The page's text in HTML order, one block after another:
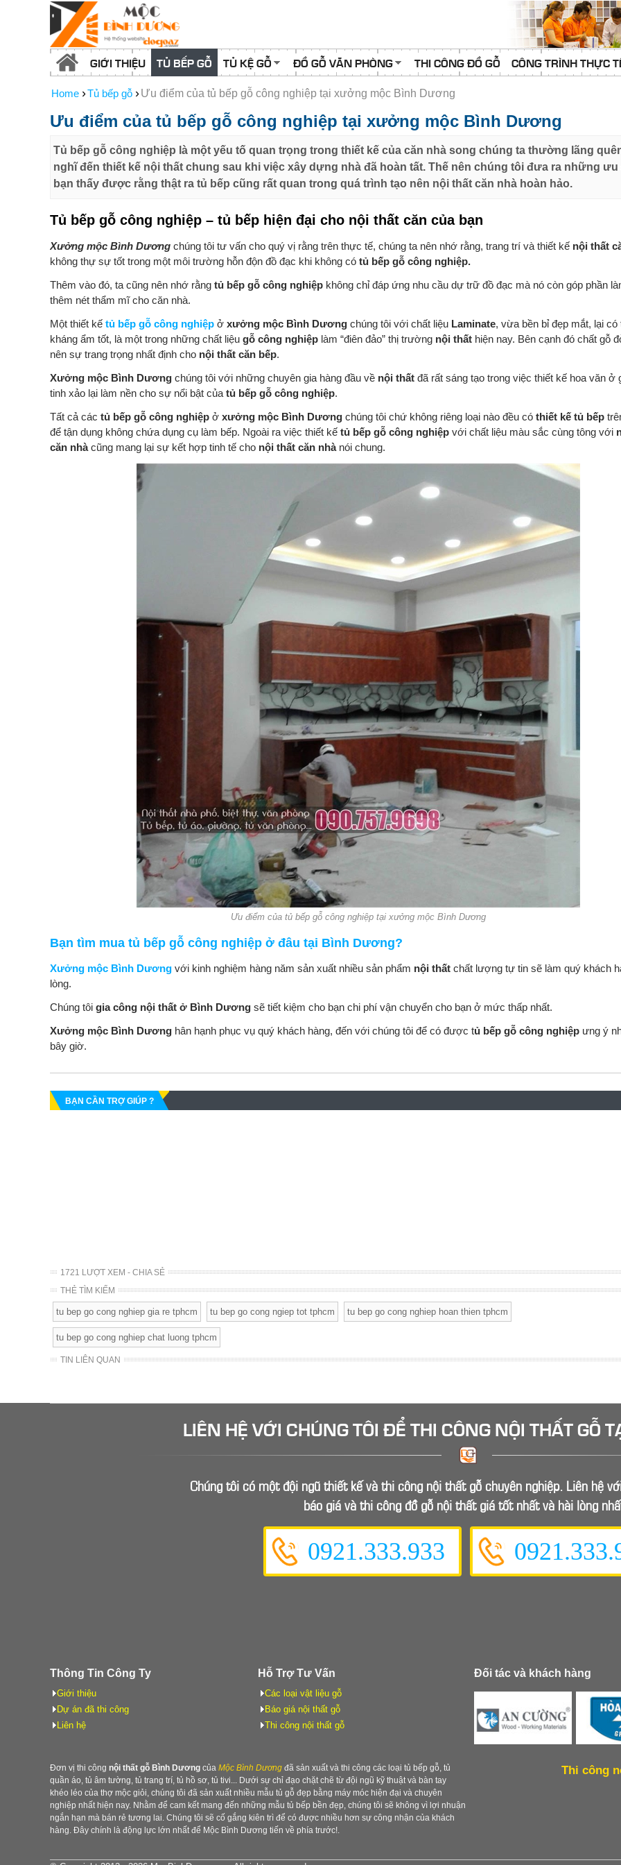
GIỚI THIỆU TỦ BẾP GỖ TỦ KỆ GỖ ĐỒ GỖ VĂN PHÒNG THI CÔNG ĐỒ GỖ CÔNG TRÌNH THỰC
Home ›Tủ bếp gỗ ›Ưu điểm của tủ bếp gỗ công nghiệp tại xưởng mộc Bình Dương
Ưu điểm của tủ bếp gỗ công nghiệp tại xưởng mộc Bình Dương
Tủ bếp gỗ công nghiệp là một yếu tố quan trọng trong thiết kế của căn nhà song chúng ta thường lãng
nghĩ đến thiết kế nội thất chung sau khi việc xây dựng nhà đã hoàn tất. Thế nên chúng tôi đưa ra những ưu
bạn thấy được rằng thật ra tủ bếp cũng rất quan trong quá trình tạo nên nội thất căn nhà hoàn hảo.
Tủ bếp gỗ công nghiệp – tủ bếp hiện đại cho nội thất căn của bạn
Xưởng mộc Bình Dương chúng tôi tư vấn cho quý vị rằng trên thực tế, chúng ta nên nhớ rằng, trang trí và thiết kế nội thất
không thự sự tốt trong một môi trường hỗn độn đồ đạc khi không có tủ bếp gỗ công nghiệp.
Thêm vào đó, ta cũng nên nhớ rằng tủ bếp gỗ công nghiệp không chỉ đáp ứng nhu cầu dự trữ đồ đạc mà nó còn góp phần
thêm nét thẩm mĩ cho căn nhà.
Một thiết kế tủ bếp gỗ công nghiệp ở xưởng mộc Bình Dương chúng tôi với chất liệu Laminate, vừa bền bỉ đẹp mắt, lại có
kháng ẩm tốt, là một trong những chất liệu gỗ công nghiệp làm “điên đảo” thị trường nội thất hiện nay. Bên cạnh đó chất gỗ
nên sự trang trọng nhất định cho nội thất căn bếp.
Xưởng mộc Bình Dương chúng tôi với những chuyên gia hàng đầu về nội thất đã rất sáng tạo trong việc thiết kế hoa văn ở
tinh xảo lại làm nền cho sự nổi bật của tủ bếp gỗ công nghiệp.
Tất cả các tủ bếp gỗ công nghiệp ở xưởng mộc Bình Dương chúng tôi chứ không riêng loại nào đều có thiết kế tủ bếp
để tận dụng không chứa dụng cụ làm bếp. Ngoài ra việc thiết kế tủ bếp gỗ công nghiệp với chất liệu màu sắc cùng tông với
căn nhàcũng mang lại sự kết hợp tinh tế cho nội thất căn nhà nói chung.
Ưu điểm của tủ bếp gỗ công nghiệp tại xưởng mộc Bình Dương
Bạn tìm mua tủ bếp gỗ công nghiệp ở đâu tại Bình Dương?
Xưởng mộc Bình Dương với kinh nghiệm hàng năm sản xuất nhiều sản phẩm nội thất chất lượng tự tin sẽ làm quý khách
lòng.
Chúng tôi gia công nội thất ở Bình Dương sẽ tiết kiệm cho bạn chi phí vận chuyển cho bạn ở mức thấp nhất.
Xưởng mộc Bình Dương hân hạnh phục vụ quý khách hàng, đến với chúng tôi để có được tủ bếp gỗ công nghiệp ưng ý
bây giờ.
BẠN CẦN TRỢ GIÚP ?
1721 LƯỢT XEM - CHIA SẺ
THẺ TÌM KIẾM
tu bep go cong nghiep gia re tphcm tu bep go cong ngiep tot tphcm tu bep go cong nghiep hoan thien tphcm
tu bep go cong nghiep chat luong tphcm
TIN LIÊN QUAN
LIÊN HỆ VỚI CHÚNG TÔI ĐỂ THI CÔNG NỘI THẤT GỖ
Chúng tôi có một đội ngũ thiết kế và thi công nội thất gỗ chuyên nghiệp. Liên hệ
báo giá và thi công đồ gỗ nội thất giá tốt nhất và hài lòng
0921.333.933
Thông Tin Công Ty
Giới thiệu
Dự án đã thi công
Liên hệ
Hỗ Trợ Tư Vấn
Các loại vật liệu gỗ
Báo giá nội thất gỗ
Thi công nội thất gỗ
Đối tác và khách hàng
Đơn vị thi công nội thất gỗ Bình Dương của Mộc Bình Dương đã sản xuất và thi công các loại tủ bếp gỗ, tủ
quần áo, tủ âm tường, tủ trang trí, tủ hồ sơ, tủ tivi... Dưới sự chỉ đạo chặt chẽ từ đội ngũ kỹ thuật và bàn tay
khéo léo của thợ mộc giỏi, chúng tôi đã sản xuất nhiều mẫu tủ gỗ đẹp bằng máy móc hiện đại và chuyên
nghiệp nhất hiện nay. Nhằm để cam kết mang đến những mẫu tủ bếp bền đẹp, chúng tôi sẽ không vì lợi nhuận
ngắn hạn mà bán rẻ tương lai. Chúng tôi sẽ cố gắng kiên trì để có được nhiều hơn sự công nhận của khách
hàng. Đây chính là động lực lớn nhất để Mộc Bình Dương tiến về phía trước!.
Thi công